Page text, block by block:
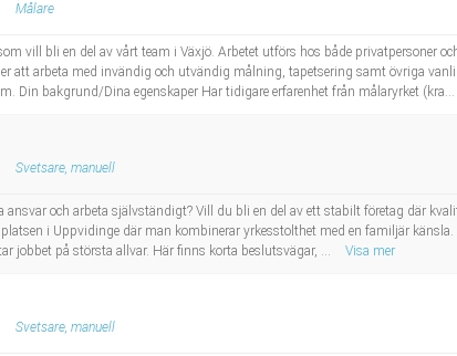
Målare
vill bli en del av vårt team i Växjö. Arbetet utförs hos både privatpersoner
att arbeta med invändig och utvändig målning, tapetsering samt övriga
Din bakgrund/Dina egenskaper Har tidigare erfarenhet från målaryrket (kra...
Svetsare, manuell
och arbeta självständigt? Vill du bli en del av ett stabilt företag där
i Uppvidinge där man kombinerar yrkesstolthet med en familjär
jobbet på största allvar. Här finns korta beslutsvägar, ...
Visa mer
Svetsare, manuell